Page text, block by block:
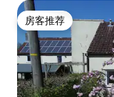
房客推荐
房客推荐